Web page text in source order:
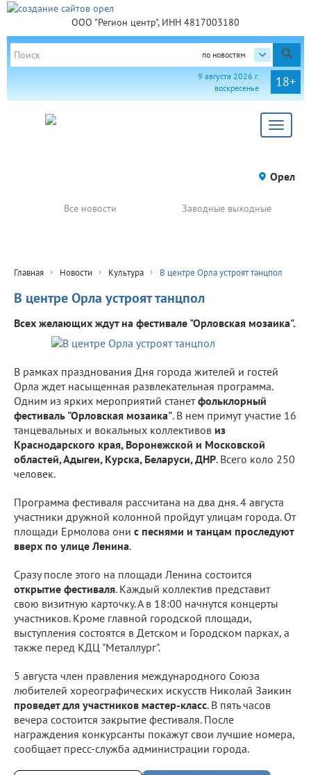
ООО "Регион центр", ИНН 4817003180
по новостям
18+
9 августа 2026 г.
воскресенье
Toggle
Орел
Все новости Заводные выходные
Главная Новости Культура В центре Орла устроят танцпол
В центре Орла устроят танцпол
Всех желающих ждут на фестивале "Орловская мозаика".
В рамках празднования Дня города жителей и гостей
Орла ждет насыщенная развлекательная программа.
Одним из ярких мероприятий станетфольклорный
фестиваль "Орловская мозаика". В нем примут участие 16
танцевальных и вокальных коллективов из
Краснодарского края, Воронежской и Московской
областей, Адыгеи, Курска, Беларуси, ДНР. Всего коло 250
человек.
Программа фестиваля рассчитана на два дня. 4 августа
участники дружной колонной пройдут улицам города. От
площади Ермолова они с песнями и танцам проследуют
вверх по улице Ленина.
Сразу после этого на площади Ленина состоится
открытие фестиваля. Каждый коллектив представит
свою визитную карточку. А в 18:00 начнутся концерты
участников. Кроме главной городской площади,
выступления состоятся в Детском и Городском парках, а
также перед КДЦ "Металлург".
5 августа член правления международного Союза
любителей хореографических искусств Николай Заикин
проведет для участников мастер-класс. В пять часов
вечера состоится закрытие фестиваля. После
награждения конкурсанты покажут свои лучшие номера,
сообщает пресс-служба администрации города.